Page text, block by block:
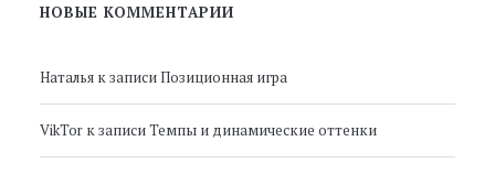
НОВЫЕ КОММЕНТАРИИ
Натальяк записиПозиционная игра
VikTorк записиТемпы и динамические оттенки